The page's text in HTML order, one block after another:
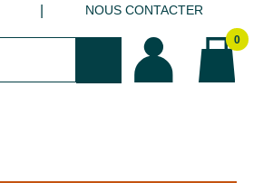
NOUS CONTACTER
0